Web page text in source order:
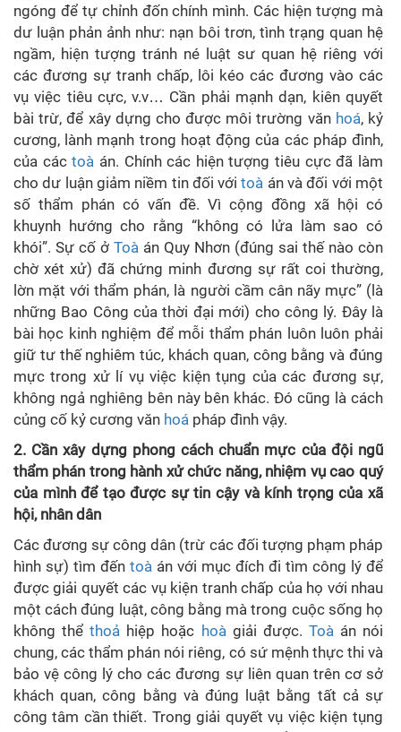
ngóng để tự chỉnh đốn chính mình. Các hiện tượng mà
dư luận phản ảnh như: nạn bôi trơn, tình trạng quan hệ
ngầm, hiện tượng tránh né luật sư quan hệ riêng với
các đương sự tranh chấp, lôi kéo các đương vào các
vụ việc tiêu cực, v.v… Cần phải mạnh dạn, kiên quyết
bài trừ, để xây dựng cho được môi trường văn hoá, kỷ
cương, lành mạnh trong hoạt động của các pháp đình,
của cáctoà án. Chính các hiện tượng tiêu cực đã làm
cho dư luận giảm niềm tin đối vớitoà án và đối với một
số thẩm phán có vấn đề. Vì cộng đồng xã hội có
khuynh hướng cho rằng “không có lửa làm sao có
khói”. Sự cố ở Toà án Quy Nhơn (đúng sai thế nào còn
chờ xét xử) đã chứng minh đương sự rất coi thường,
lờn mặt với thẩm phán, là người cầm cân nãy mực” (là
những Bao Công của thời đại mới) cho công lý. Đây là
bài học kinh nghiệm để mỗi thẩm phán luôn luôn phải
giữ tư thế nghiêm túc, khách quan, công bằng và đúng
mực trong xử lí vụ việc kiện tụng của các đương sự,
không ngả nghiêng bên này bên khác. Đó cũng là cách
củng cố kỷ cương văn hoá pháp đình vậy.
2. Cần xây dựng phong cách chuẩn mực của đội ngũ
thẩm phán trong hành xử chức năng, nhiệm vụ cao quý
của mình để tạo được sự tin cậy và kính trọng của xã
hội, nhân dân
Các đương sự công dân (trừ các đối tượng phạm pháp
hình sự) tìm đến toà án với mục đích đi tìm công lý để
được giải quyết các vụ kiện tranh chấp của họ với nhau
một cách đúng luật, công bằng mà trong cuộc sống họ
không thểthoả hiệp hoặc hoà giải được. Toà án nói
chung, các thẩm phán nói riêng, có sứ mệnh thực thi và
bảo vệ công lý cho các đương sự liên quan trên cơ sở
khách quan, công bằng và đúng luật bằng tất cả sự
công tâm cần thiết. Trong giải quyết vụ việc kiện tụng